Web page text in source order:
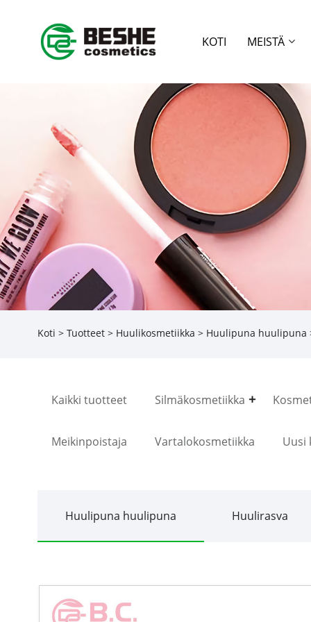
KOTI MEISTÄ
Koti > Tuotteet> Huulikosmetiikka > Huulipuna huulipuna
Kaikki tuotteet Silmäkosmetiikka
Meikinpoistaja Vartalokosmetiikka Uusi
Huulipuna huulipuna Huulirasva